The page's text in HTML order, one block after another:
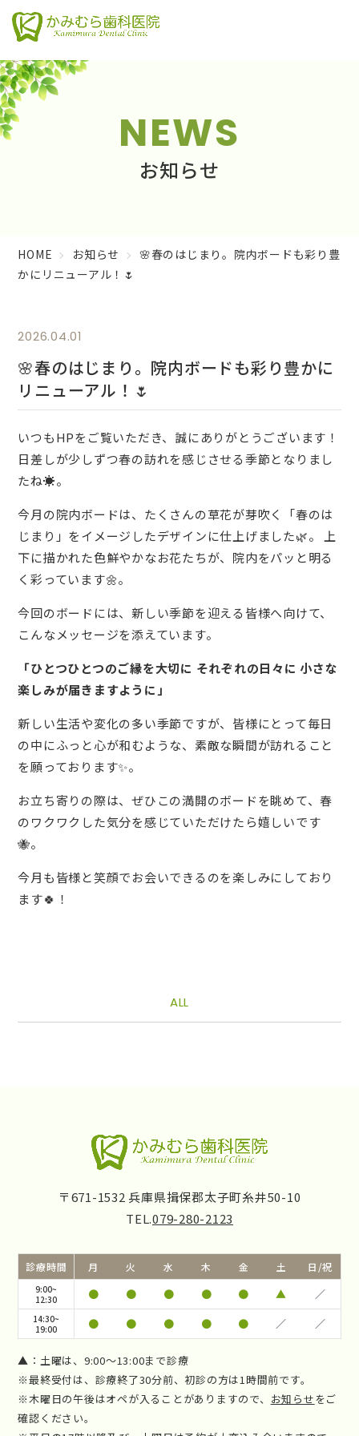
NEWS
お知らせ
HOME お知らせ
🌸春のはじまり。院内ボードも彩り豊
かにリニューアル！🌷
2026.04.01
🌸春のはじまり。院内ボードも彩り豊かに
リニューアル！🌷
いつもHPをご覧いただき、誠にありがとうございます！
日差しが少しずつ春の訪れを感じさせる季節となりまし
たね☀️。
今月の院内ボードは、たくさんの草花が芽吹く「春のは
じまり」をイメージしたデザインに仕上げました🌿。 上
下に描かれた色鮮やかなお花たちが、院内をパッと明る
く彩っています🌼。
今回のボードには、新しい季節を迎える皆様へ向けて、
こんなメッセージを添えています。
「ひとつひとつのご縁を大切に それぞれの日々に 小さな
楽しみが届きますように」
新しい生活や変化の多い季節ですが、皆様にとって毎日
の中にふっと心が和むような、素敵な瞬間が訪れること
を願っております✨。
お立ち寄りの際は、ぜひこの満開のボードを眺めて、春
のワクワクした気分を感じていただけたら嬉しいです
🐝。
今月も皆様と笑顔でお会いできるのを楽しみにしており
ます🍀！
ALL
〒671-1532 兵庫県揖保郡太子町糸井50-10
TEL.079-280-2123
診療時間 月 火 水 木 金 土 日/祝
9:00~
12:30
● ● ● ● ● ▲ ／
14:30~
19:00
● ● ● ● ● ／ ／
▲：土曜は、9:00～13:00まで診療
※最終受付は、診療終了30分前、初診の方は1時間前です。
※木曜日の午後はオペが入ることがありますので、 お知らせ をご
確認ください。